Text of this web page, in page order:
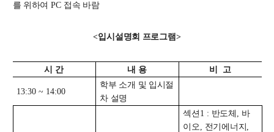
교과과정
교과목이수규정
대학원
교과과정
를 위하여 PC 접속 바람
<입시설명회 프로그램 >
시 간 내 용 비 고
13:30 ~ 14:00
학부 소개 및 입시절
차 설명
섹션 1 : 반도체 , 바
이오, 전기에너지 ,